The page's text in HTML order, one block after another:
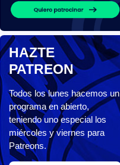
HAZTE
PATREON
Todos los lunes hacemos un
programa en abierto,
teniendo uno especial los
miércoles y viernes para
Patreons.